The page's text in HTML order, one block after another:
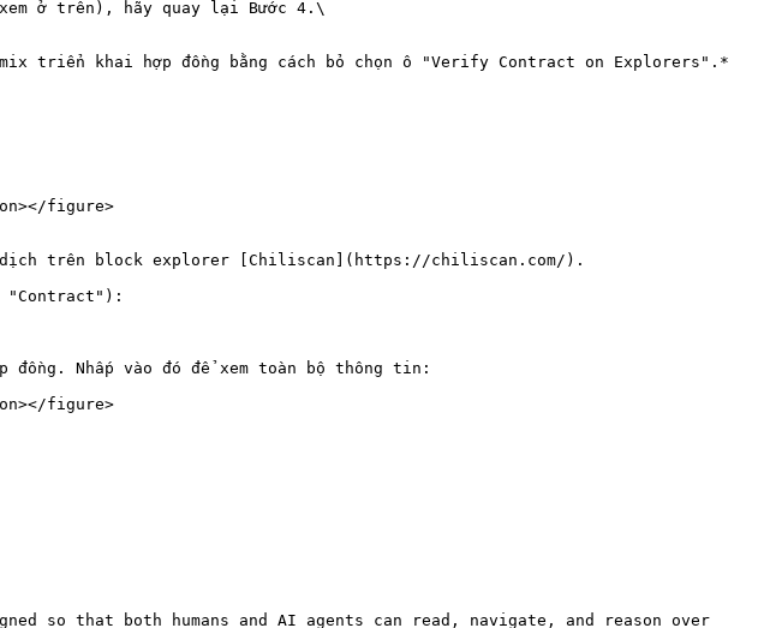
figure>
dịch trên block explorer [Chiliscan](https://chiliscan.com/).
"Contract"):
Nhấp vào đó để xem toàn bộ thông tin:
figure>
so that both humans and AI agents can read, navigate, and reason over